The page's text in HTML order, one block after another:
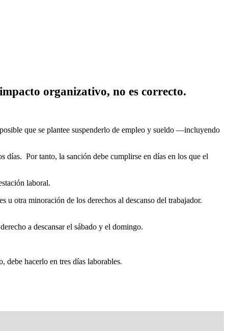
organizativo, no es correcto.
que se plantee suspenderlo de empleo y sueldo —incluyendo
días. Por tanto, la sanción debe cumplirse en días en los que el
laboral.
u otra minoración de los derechos al descanso del trabajador.
a descansar el sábado y el domingo.
debe hacerlo en tres días laborables.